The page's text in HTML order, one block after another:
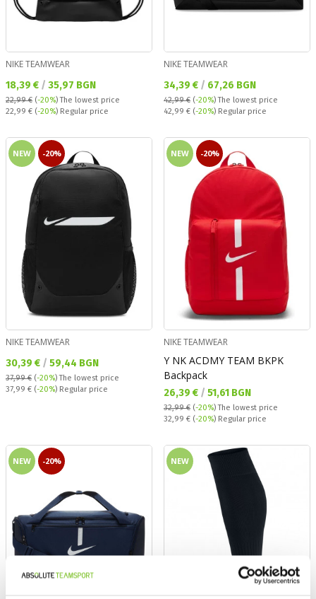
NIKE TEAMWEAR
Текуща цена:
18,39 € / 35,97 BGN
22,99 € (-20%)The lowest price
Regular price:
22,99 € (-20%) Regular price
NIKE TEAMWEAR
Текуща цена:
34,39 € / 67,26 BGN
42,99 € (-20%)The lowest price
Regular price:
42,99 € (-20%) Regular price
NEW -20%
NIKE TEAMWEAR
Текуща цена:
30,39 € / 59,44 BGN
37,99 € (-20%)The lowest price
Regular price:
37,99 € (-20%) Regular price
NEW -20%
NIKE TEAMWEAR
Y NK ACDMY TEAM BKPK
Backpack
Текуща цена:
26,39 € / 51,61 BGN
32,99 € (-20%)The lowest price
Regular price:
32,99 € (-20%) Regular price
NEW -20% NEW